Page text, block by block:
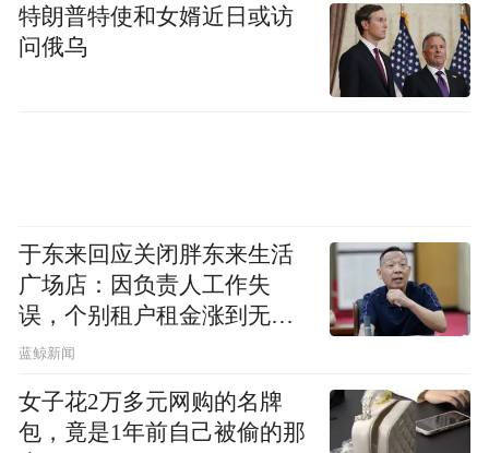
“特别声明：以上作品内容(包括在内的视频、图片或音
频)为凤凰网旗下自媒体平台“大风号”用户上传并发
space services.”
特朗普特使和女婿近日或访
问俄乌
于东来回应关闭胖东来生活
广场店：因负责人工作失
误，个别租户租金涨到无法
想象
蓝鲸新闻
女子花2万多元网购的名牌
包，竟是1年前自己被偷的那